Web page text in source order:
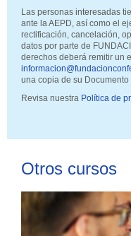
Las personas interesadas
ante la AEPD, así como el
rectificación, cancelación,
datos por parte de
derechos deberá remitir un
una copia de su
Revisa nuestra Política de
Otros cursos